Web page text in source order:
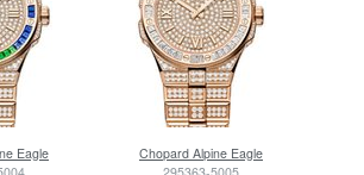
Eagle
Chopard Alpine Eagle